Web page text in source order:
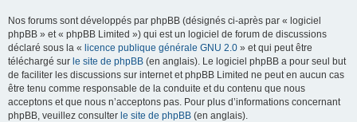
Nos forums sont développés par phpBB (désignés ci-après par « logiciel
phpBB » et « phpBB Limited ») qui est un logiciel de forum de discussions
déclaré sous la « licence publique générale GNU 2.0 » et qui peut être
téléchargé sur le site de phpBB (en anglais). Le logiciel phpBB a pour seul but
de faciliter les discussions sur internet et phpBB Limited ne peut en aucun cas
être tenu comme responsable de la conduite et du contenu que nous
acceptons et que nous n’acceptons pas. Pour plus d’informations concernant
phpBB, veuillez consulter le site de phpBB (en anglais).